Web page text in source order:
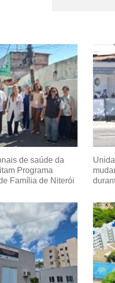
de saúde da
Programa
Família de Niterói